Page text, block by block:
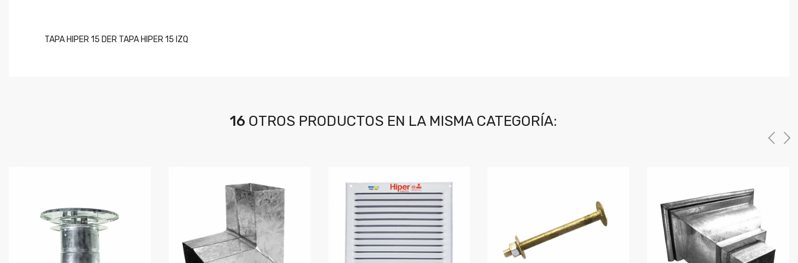
TAPA HIPER 15 DER TAPA HIPER 15 IZQ
16OTROS PRODUCTOS EN LA MISMA CATEGORÍA: